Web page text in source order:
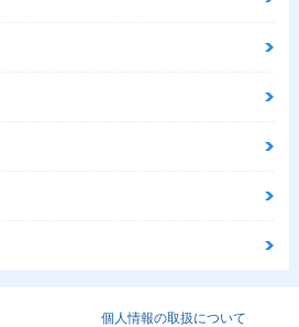
個人情報の取扱について